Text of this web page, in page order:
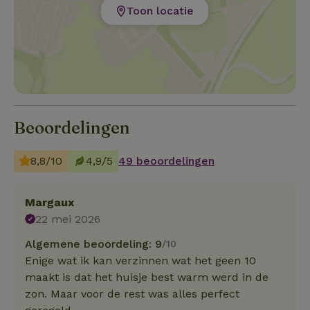
Toon locatie
Beoordelingen
8,8/10 4,9/5 49 beoordelingen
Margaux
22 mei 2026
Algemene beoordeling: 9/10
Enige wat ik kan verzinnen wat het geen 10
maakt is dat het huisje best warm werd in de
zon. Maar voor de rest was alles perfect